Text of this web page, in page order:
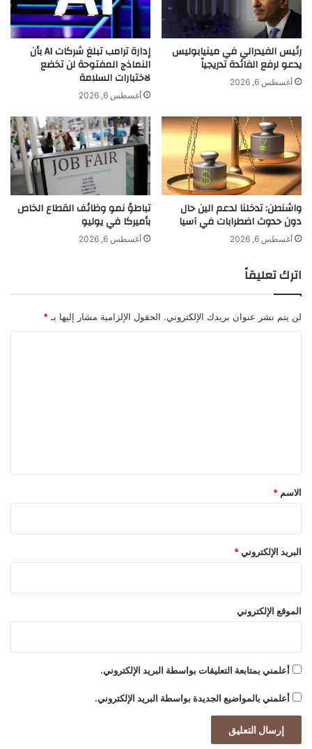
د
ب
ش
ة
و
ا
ل
ب
ئ
ة
ا
م
ا
ا
ل
غ
ن
“
إ
ي
ل
ا
ك
ن
ت
ب
ي
ب
ي
رئيس الفيدرالي في مينيابوليس
يدعو لرفع الفائدة تدريجياً
أغسطس 6, 2026
إدارة ترامب تبلغ شركات AI بأن
النماذج المفتوحة لن تخضع
لاختبارات السلامة
أغسطس 6, 2026
واشنطن: تدخلنا لدعم الين حال
دون حدوث اضطرابات في آسيا
أغسطس 6, 2026
تباطؤ نمو وظائف القطاع الخاص
بأميركا في يوليو
أغسطس 6, 2026
اترك تعليقاً
لن يتم نشر عنوان بريدك الإلكتروني. الحقول الإلزامية مشار إليها بـ*
*
الاسم *
البريد الإلكتروني*
الموقع الإلكتروني
أعلمني بمتابعة التعليقات بواسطة البريد الإلكتروني.
أعلمني بالمواضيع الجديدة بواسطة البريد الإلكتروني.